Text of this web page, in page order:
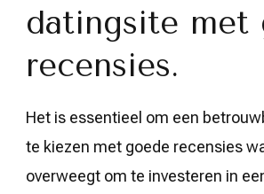
datingsite met
recensies.
Het is essentieel om een
te kiezen met goede recensies
overweegt om te investeren in